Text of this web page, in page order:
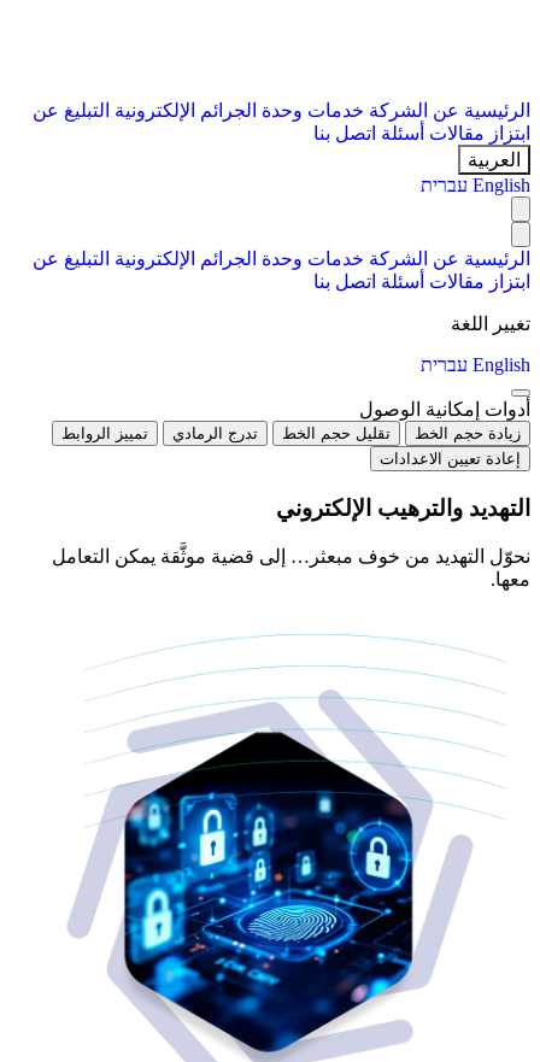
الرئيسية عن الشركة خدمات وحدة الجرائم الإلكترونية التبليغ عن
ابتزاز مقالات أسئلة اتصل بنا
العربية
English עברית
الرئيسية عن الشركة خدمات وحدة الجرائم الإلكترونية التبليغ عن
ابتزاز مقالات أسئلة اتصل بنا
تغيير اللغة
English עברית
أدوات إمكانية الوصول
زيادة حجم الخط تقليل حجم الخط تدرج الرمادي
تمييز الروابط
إعادة تعيين الاعدادات
التهديد والترهيب الإلكتروني
نحوّل التهديد من خوف مبعثر… إلى قضية موثَّقة يمكن التعامل
معها.